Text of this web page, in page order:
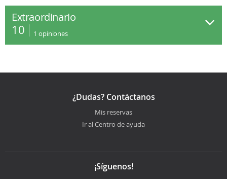
Extraordinario
10 1 opiniones
¿Dudas? Contáctanos
Mis reservas
Ir al Centro de ayuda
¡Síguenos!